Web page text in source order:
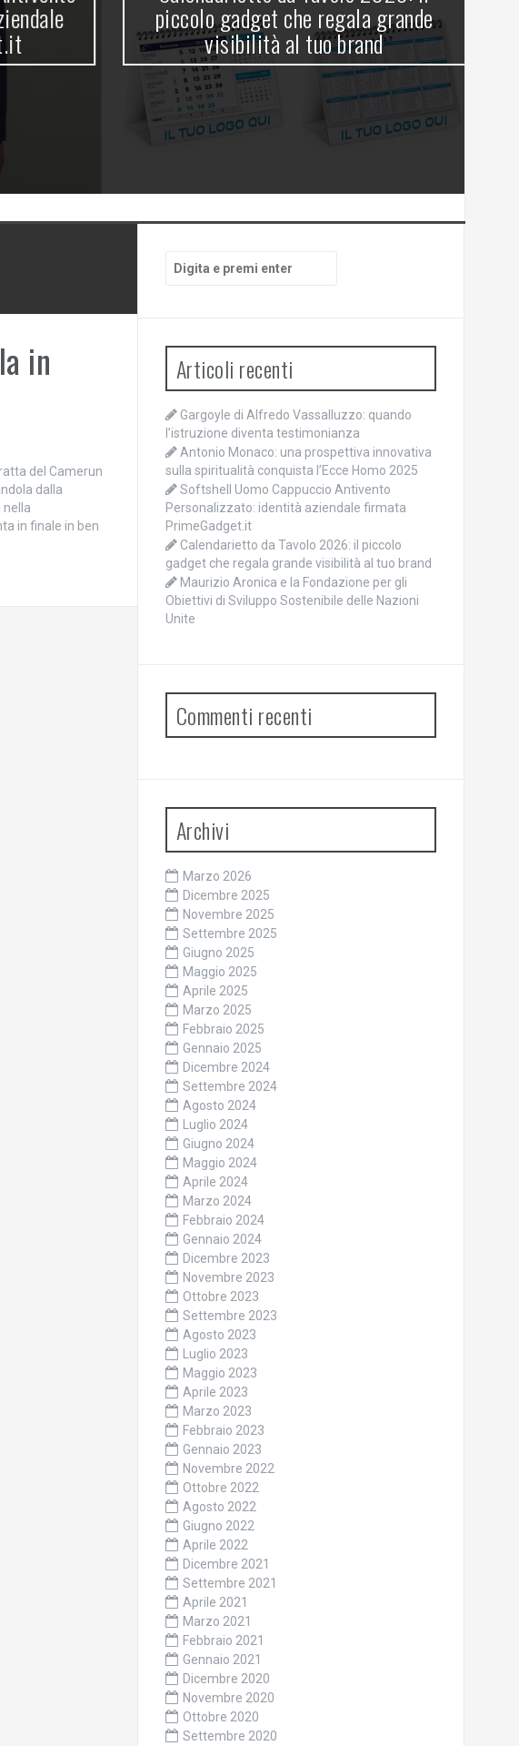
piccolo gadget che regala grande
visibilità al tuo brand
in
del Camerun
dalla
nella
in finale in ben
Articoli recenti
Gargoyle di Alfredo Vassalluzzo: quando
l’istruzione diventa testimonianza
Antonio Monaco: una prospettiva innovativa
sulla spiritualità conquista l’Ecce Homo 2025
Softshell Uomo Cappuccio Antivento
Personalizzato: identità aziendale firmata
PrimeGadget.it
Calendarietto da Tavolo 2026: il piccolo
gadget che regala grande visibilità al tuo brand
Maurizio Aronica e la Fondazione per gli
Obiettivi di Sviluppo Sostenibile delle Nazioni
Unite
Commenti recenti
Archivi
Marzo 2026
Dicembre 2025
Novembre 2025
Settembre 2025
Giugno 2025
Maggio 2025
Aprile 2025
Marzo 2025
Febbraio 2025
Gennaio 2025
Dicembre 2024
Settembre 2024
Agosto 2024
Luglio 2024
Giugno 2024
Maggio 2024
Aprile 2024
Marzo 2024
Febbraio 2024
Gennaio 2024
Dicembre 2023
Novembre 2023
Ottobre 2023
Settembre 2023
Agosto 2023
Luglio 2023
Maggio 2023
Aprile 2023
Marzo 2023
Febbraio 2023
Gennaio 2023
Novembre 2022
Ottobre 2022
Agosto 2022
Giugno 2022
Aprile 2022
Dicembre 2021
Settembre 2021
Aprile 2021
Marzo 2021
Febbraio 2021
Gennaio 2021
Dicembre 2020
Novembre 2020
Ottobre 2020
Settembre 2020